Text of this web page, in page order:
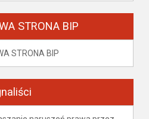
STRONA BIP
STRONA BIP